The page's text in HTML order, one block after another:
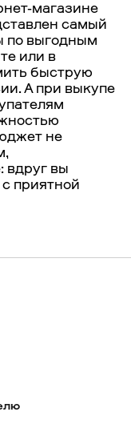
магазине
самый
по выгодным
или в
быструю
А при выкупе
не
вдруг вы
приятной